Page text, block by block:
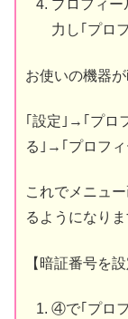
プロフィー
力し｢プロ
お使いの機器
｢設定｣→｢プロ
る｣→｢プロフ
これでメニュ
るようになりま
【暗証番号を
④で｢プロ